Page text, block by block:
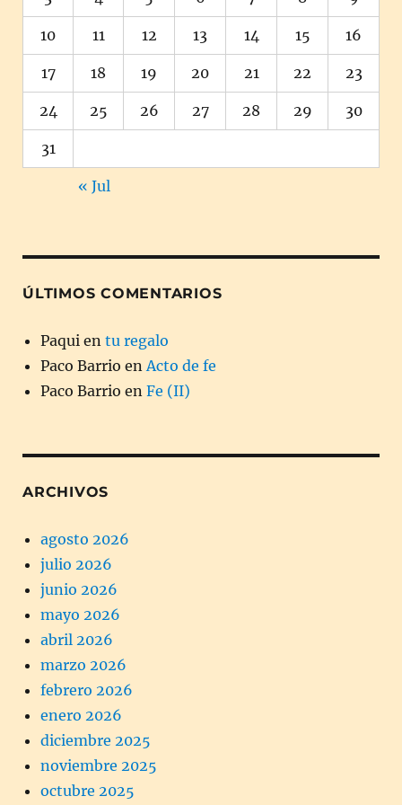
10 11 12 13 14 15 16
17 18 19 20 21 22 23
24 25 26 27 28 29 30
31
« Jul
ÚLTIMOS COMENTARIOS
Paqui en tu regalo
Paco Barrio en Acto de fe
Paco Barrio en Fe (II)
ARCHIVOS
agosto 2026
julio 2026
junio 2026
mayo 2026
abril 2026
marzo 2026
febrero 2026
enero 2026
diciembre 2025
noviembre 2025
octubre 2025